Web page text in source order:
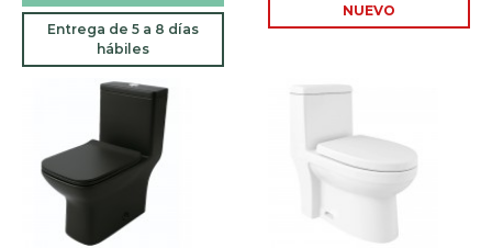
Entrega de 5 a 8 días
hábiles
NUEVO